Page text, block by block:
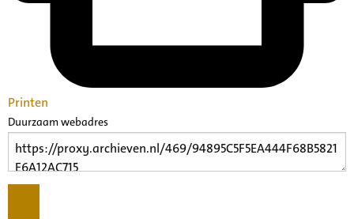
Printen
Duurzaam webadres